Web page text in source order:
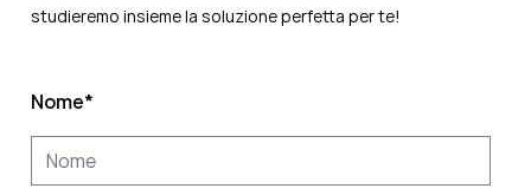
studieremo insieme la soluzione perfetta per te!
Nome*